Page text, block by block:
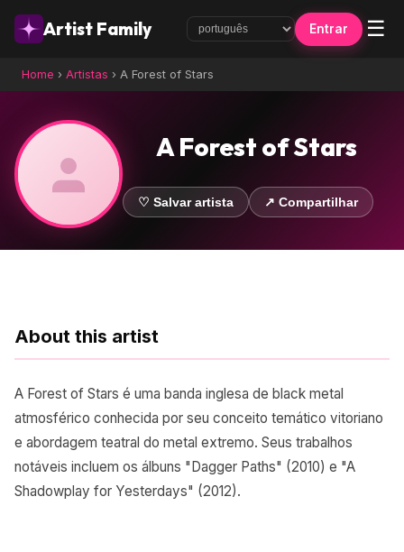
Artist Family Entrar ☰
Home › Artistas › A Forest of Stars
A Forest of Stars
♡ Salvar artista ↗ Compartilhar
About this artist
A Forest of Stars é uma banda inglesa de black metal
atmosférico conhecida por seu conceito temático vitoriano
e abordagem teatral do metal extremo. Seus trabalhos
notáveis incluem os álbuns "Dagger Paths" (2010) e "A
Shadowplay for Yesterdays" (2012).